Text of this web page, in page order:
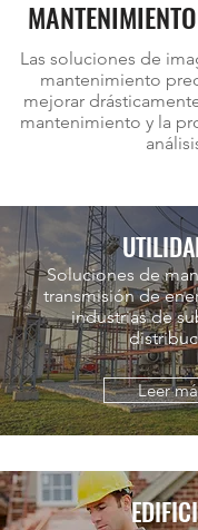
Las soluciones de
mantenimiento
mejorar
mantenimiento y la
Soluciones de
transmisión de
industrias de
Leer